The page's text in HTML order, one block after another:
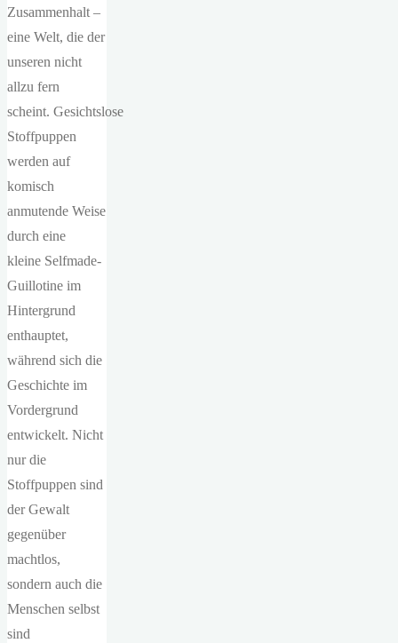
Zusammenhalt –
eine Welt, die der
unseren nicht
allzu fern
scheint. Gesichtslose
Stoffpuppen
werden auf
komisch
anmutende Weise
durch eine
kleine Selfmade-
Guillotine im
Hintergrund
enthauptet,
während sich die
Geschichte im
Vordergrund
entwickelt. Nicht
nur die
Stoffpuppen sind
der Gewalt
gegenüber
machtlos,
sondern auch die
Menschen selbst
sind